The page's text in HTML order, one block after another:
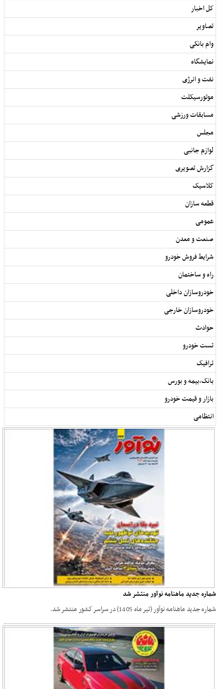
کل اخبار
تصاویر
وام بانکی
نمایشگاه
نفت و انرژی
موتورسیکلت
مسابقات ورزشی
مجلس
لوازم جانبی
گزارش تصویری
کلاسیک
قطعه سازان
عمومی
صنعت و معدن
شرایط فروش خودرو
راه و ساختمان
خودروسازان داخلی
خودروسازان خارجی
حوادث
تست خودرو
ترافیک
بانک,بیمه و بورس
بازار و قیمت خودرو
انتظامی
شماره جدید ماهنامه نوآور منتشر شد
شماره جدید ماهنامه نوآور (تیر ماه 1405) در سراسر کشور منتشر شد.